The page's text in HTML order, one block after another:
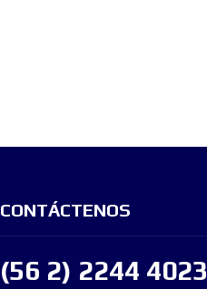
CONTÁCTENOS
(56 2) 2244 4023